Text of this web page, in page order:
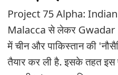
Project 75 Alpha:
Malacca से लेकर Gwadar
में चीन और पाकिस्तान की
तैयार कर ली है. इसके तहत इस